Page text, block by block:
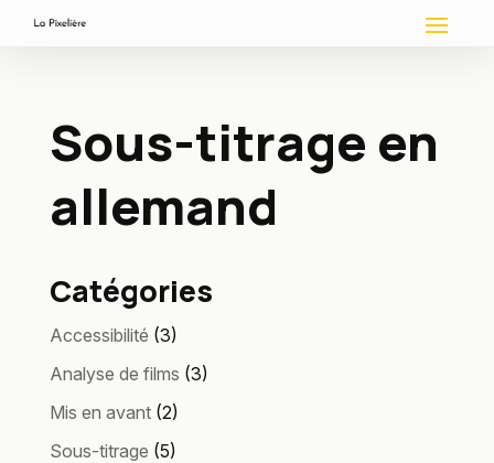
Sous-titrage en
allemand
Catégories
Accessibilité (3)
Analyse de films (3)
Mis en avant(2)
Sous-titrage (5)